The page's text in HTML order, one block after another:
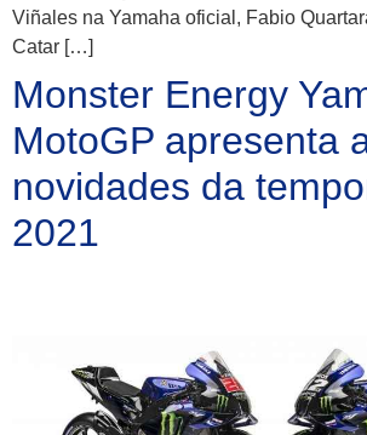
Viñales na Yamaha oficial, Fabio
Catar […]
Monster Energy
MotoGP apresenta
novidades da
2021